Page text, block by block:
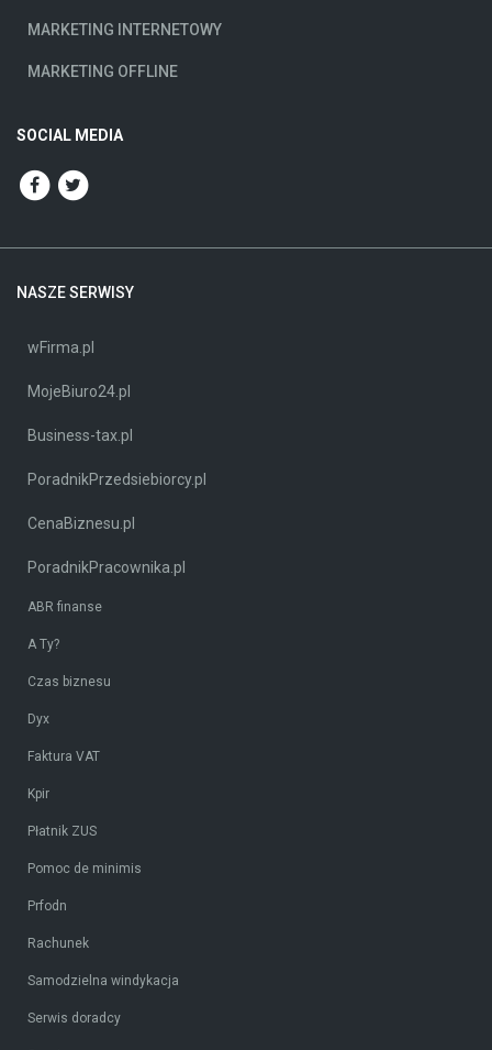
MARKETING INTERNETOWY
MARKETING OFFLINE
SOCIAL MEDIA
NASZE SERWISY
wFirma.pl
MojeBiuro24.pl
Business-tax.pl
PoradnikPrzedsiebiorcy.pl
CenaBiznesu.pl
PoradnikPracownika.pl
ABR finanse
A Ty?
Czas biznesu
Dyx
Faktura VAT
Kpir
Płatnik ZUS
Pomoc de minimis
Prfodn
Rachunek
Samodzielna windykacja
Serwis doradcy